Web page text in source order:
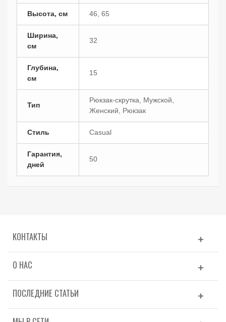
Высота, см 46, 65
Ширина,
см
32
Глубина,
см
15
Тип
Рюкзак-скрутка, Мужской,
Женский, Рюкзак
Стиль Casual
Гарантия,
дней
50
КОНТАКТЫ
О НАС
ПОСЛЕДНИЕ СТАТЬИ